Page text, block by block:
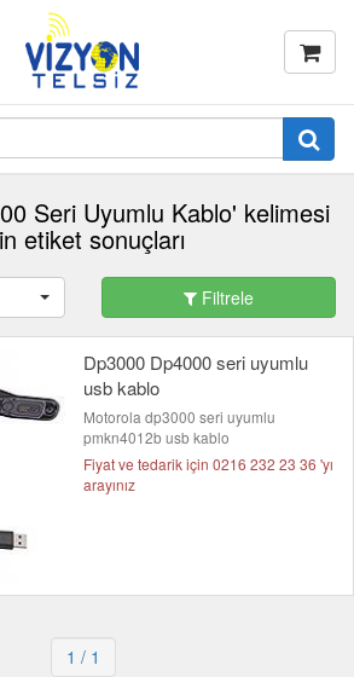
Seri Uyumlu Kablo' kelimesi
etiket sonuçları
Filtrele
Dp3000 Dp4000 seri uyumlu
usb kablo
Motorola dp3000 seri uyumlu
pmkn4012b usb kablo
Fiyat ve tedarik için 0216 232 23 36 'yı
arayınız
1 / 1